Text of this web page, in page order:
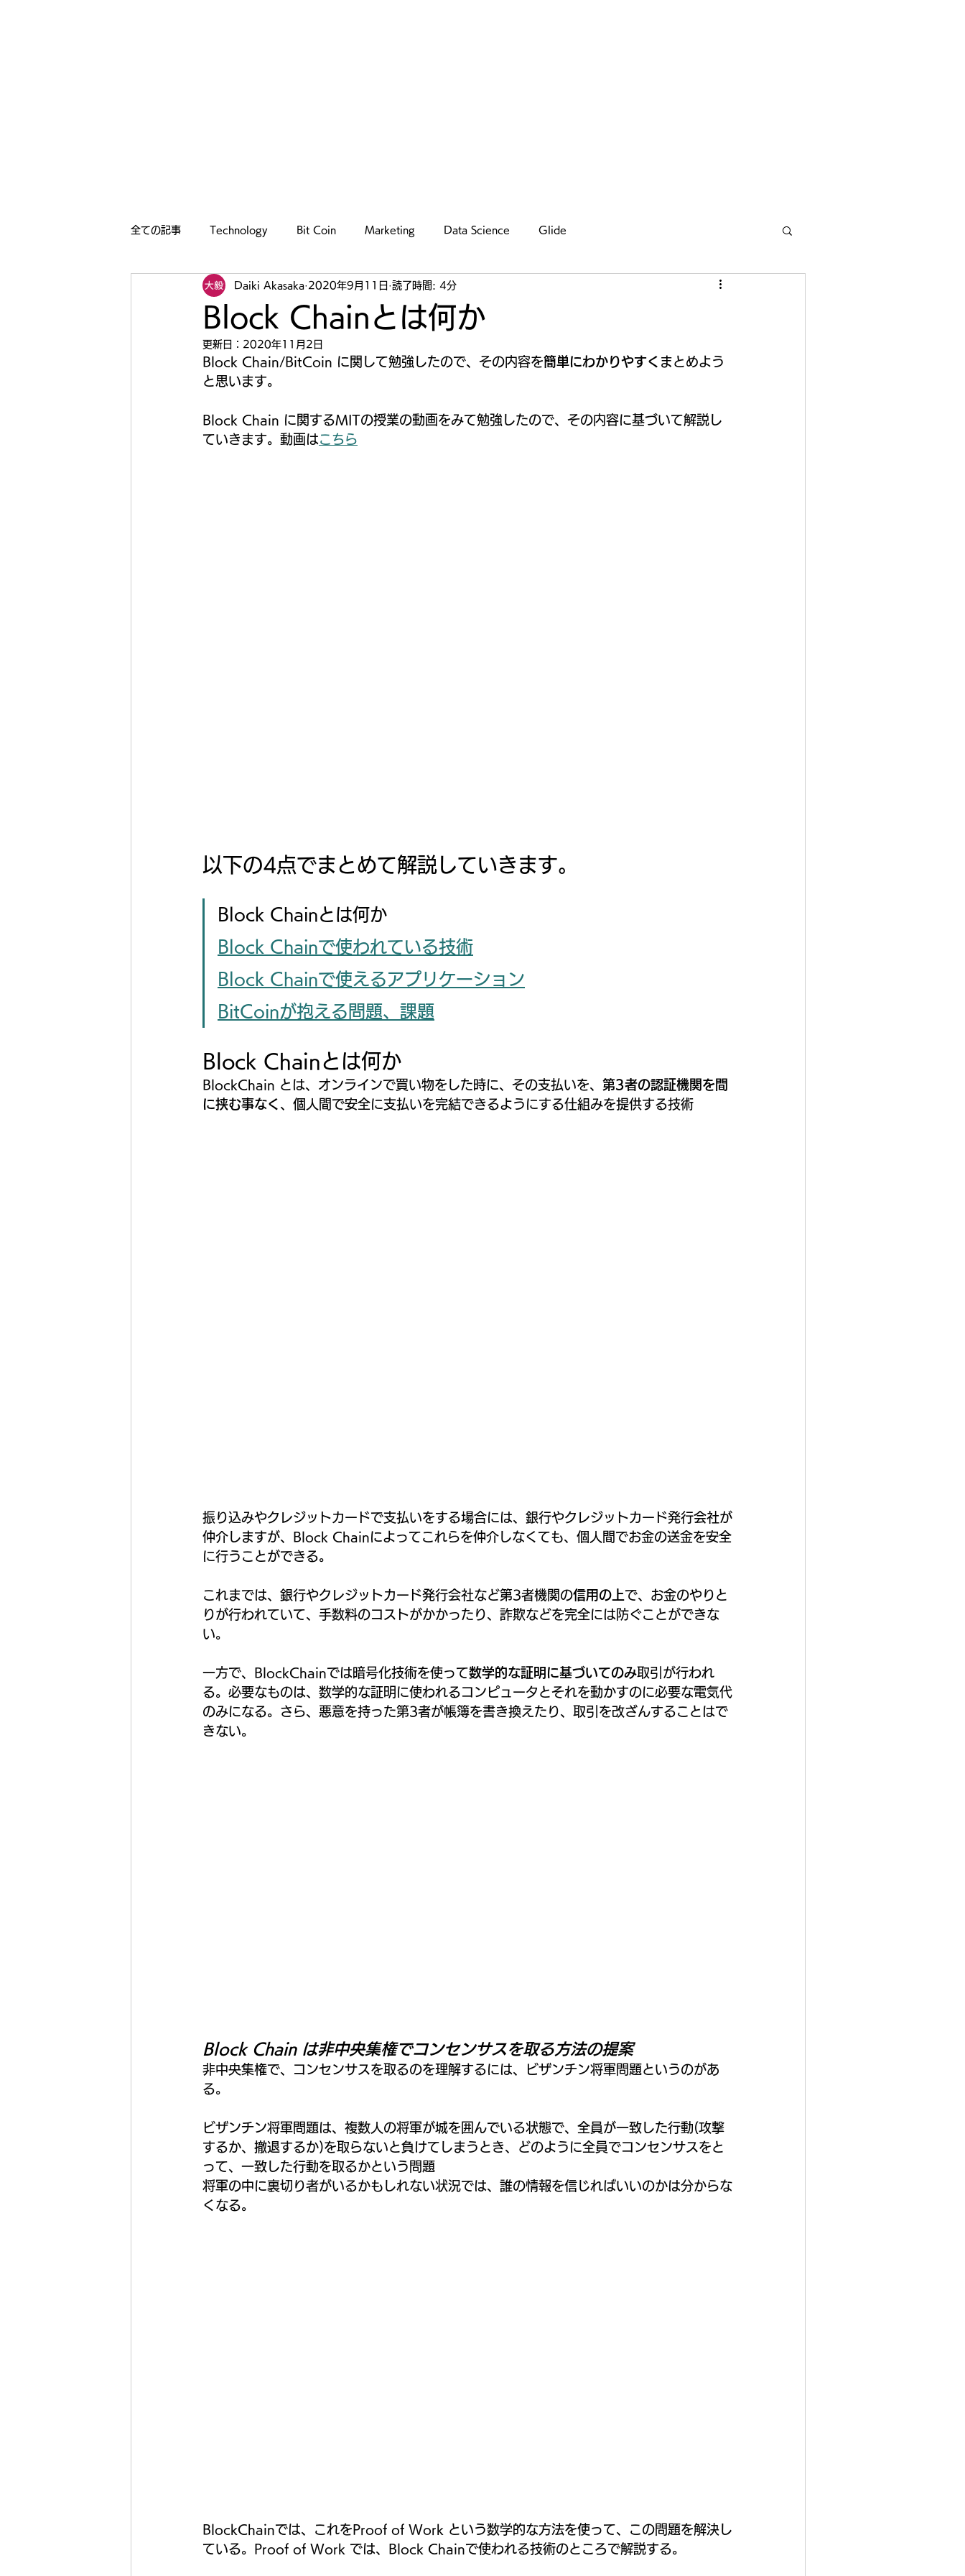
全ての記事 Technology Bit Coin Marketing Data Science Glide
Block Chainとは何か
Daiki Akasaka 2020年9月11日 読了時間: 4分
更新日： 2020年11月2日
Block Chain/BitCoin に関して勉強したので、その内容を簡単にわかりやすく まとめよう
と思います。
Block Chain に関するMITの授業の動画をみて勉強したので、その内容に基づいて解説し
ていきます。動画はこちら
以下の4点でまとめて解説していきます。
Block Chainとは何か
Block Chainで使われている技術
Block Chainで使えるアプリケーション
BitCoinが抱える問題、課題
Block Chainとは何か
BlockChain とは、オンラインで買い物をした時に、その支払いを、 第3者の認証機関を間
に挟む事なく 、個人間で安全に支払いを完結できるようにする仕組みを提供する技術
振り込みやクレジットカードで支払いをする場合には、銀行やクレジットカード発行会社が
仲介しますが、Block Chainによってこれらを仲介しなくても、個人間でお金の送金を安全
に行うことができる。
これまでは、銀行やクレジットカード発行会社など第3者機関の信用の上で、お金のやりと
りが行われていて、手数料のコストがかかったり、詐欺などを完全には防ぐことができな
い。
一方で、BlockChainでは暗号化技術を使って数学的な証明に基づいてのみ取引が行われ
る。必要なものは、数学的な証明に使われるコンピュータとそれを動かすのに必要な電気代
のみになる。さら、悪意を持った第3者が帳簿を書き換えたり、取引を改ざんすることはで
きない。
Block Chain は非中央集権でコンセンサスを取る方法の提案
非中央集権で、コンセンサスを取るのを理解するには、ビザンチン将軍問題というのがあ
る。
ビザンチン将軍問題は、複数人の将軍が城を囲んでいる状態で、全員が一致した行動(攻撃
するか、撤退するか)を取らないと負けてしまうとき、どのように全員でコンセンサスをと
って、一致した行動を取るかという問題
将軍の中に裏切り者がいるかもしれない状況では、誰の情報を信じればいいのかは分からな
くなる。
BlockChainでは、これをProof of Work という数学的な方法を使って、この問題を解決し
ている。Proof of Work では、Block Chainで使われる技術のところで解説する。